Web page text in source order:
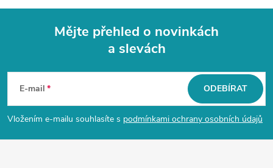
p
Mějte přehled o novinkách
a slevách
E-mail
Vložením e-mailu souhlasíte s podmínkami ochrany osobních údajů
ODEBÍRAT